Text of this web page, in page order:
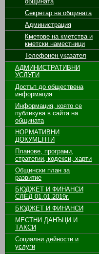
Секретар на общината
Администрация
Кметове на кметства и
кметски наместници
Телефонен указател
АДМИНИСТРАТИВНИ
УСЛУГИ
Достъп до обществена
информация
Информация, която се
публикува в сайта на
общината
НОРМАТИВНИ
ДОКУМЕНТИ
Планове, програми,
стратегии, кодекси, харти
Общински план за
развитие
БЮДЖЕТ И ФИНАНСИ
СЛЕД 01.01.2019г.
БЮДЖЕТ И ФИНАНСИ
МЕСТНИ ДАНЪЦИ И
ТАКСИ
Социални дейности и
услуги